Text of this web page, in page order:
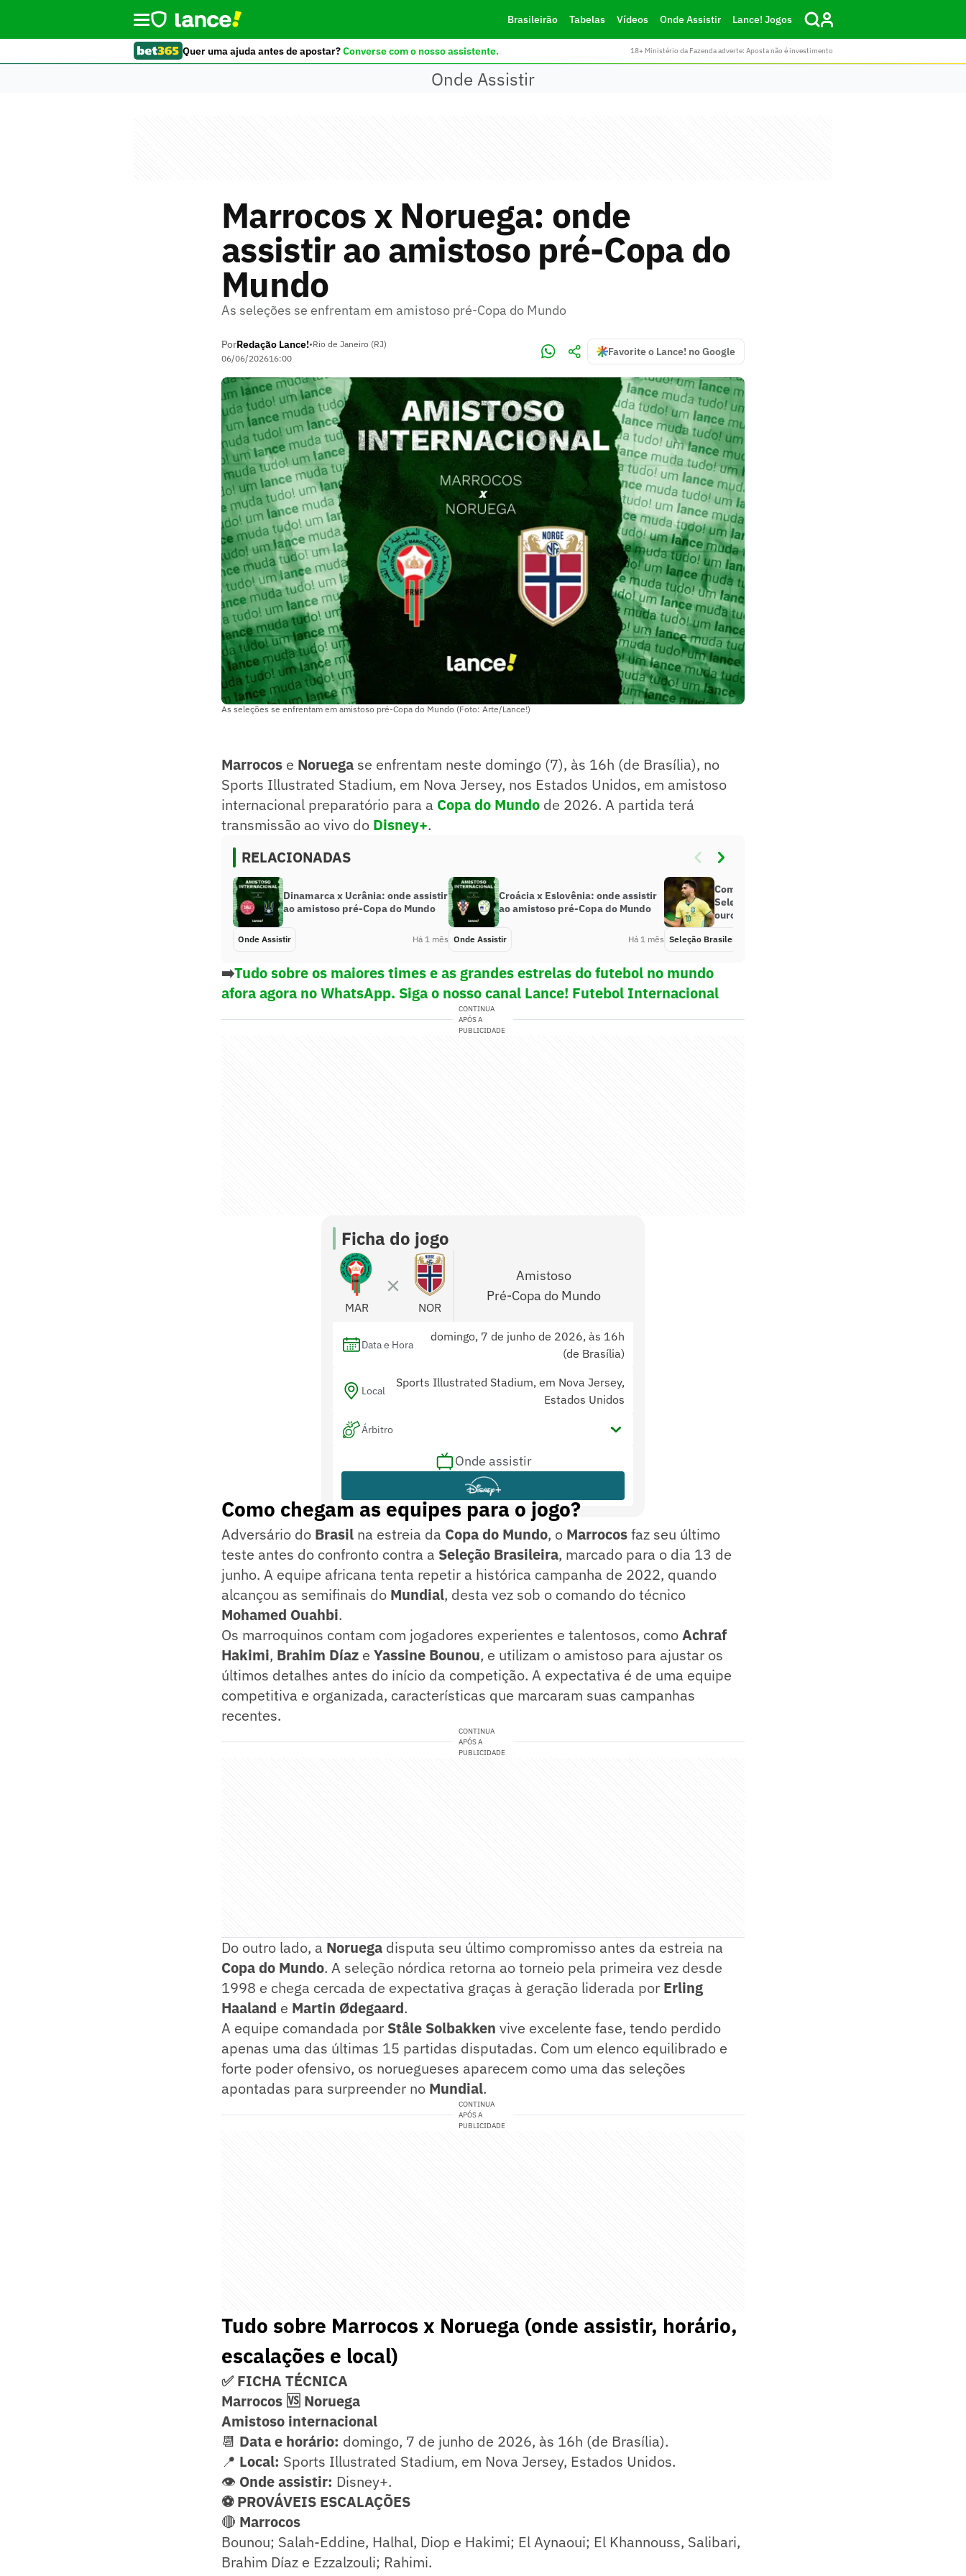
Brasileirão Tabelas Vídeos Onde Assistir Lance! Jogos
Quer uma ajuda antes de apostar?Converse com o nosso assistente. 18+ Ministério da Fazenda adverte: Aposta não é investimento
Onde Assistir
Marrocos x Noruega: onde
assistir ao amistoso pré-Copa do
Mundo
As seleções se enfrentam em amistoso pré-Copa do Mundo
PorRedação Lance!•Rio de Janeiro (RJ)
06/06/202616:00
Favorite o Lance! no Google
As seleções se enfrentam em amistoso pré-Copa do Mundo (Foto: Arte/Lance!)
Marrocos e Noruega se enfrentam neste domingo (7), às 16h (de Brasília), no
Sports Illustrated Stadium, em Nova Jersey, nos Estados Unidos, em amistoso
internacional preparatório para a Copa do Mundo de 2026. A partida terá
transmissão ao vivo do Disney+.
RELACIONADAS
Dinamarca x Ucrânia: onde assistir
ao amistoso pré-Copa do Mundo
Onde Assistir Há 1 mês
Croácia x Eslovênia: onde assistir
ao amistoso pré-Copa do Mundo
Onde Assistir Há 1 mês
Com características únicas na
Seleção, Paquetá ganha chance de
ouro antes da Copa
Seleção Brasileira
➡️Tudo sobre os maiores times e as grandes estrelas do futebol no mundo
afora agora no WhatsApp. Siga o nosso canal Lance! Futebol Internacional
CONTINUA
APÓS A
PUBLICIDADE
Ficha do jogo
MAR NOR
Amistoso
Pré-Copa do Mundo
Data e Hora
domingo, 7 de junho de 2026, às 16h
(de Brasília)
Local
Sports Illustrated Stadium, em Nova Jersey,
Estados Unidos
Árbitro
Onde assistir
Como chegam as equipes para o jogo?
Adversário do Brasil na estreia da Copa do Mundo, o Marrocosfaz seu último
teste antes do confronto contra a Seleção Brasileira, marcado para o dia 13 de
junho. A equipe africana tenta repetir a histórica campanha de 2022, quando
alcançou as semifinais do Mundial, desta vez sob o comando do técnico
Mohamed Ouahbi.
Os marroquinos contam com jogadores experientes e talentosos, comoAchraf
Hakimi, Brahim Díaz e Yassine Bounou, e utilizam o amistoso para ajustar os
últimos detalhes antes do início da competição. A expectativa é de uma equipe
competitiva e organizada, características que marcaram suas campanhas
recentes.
CONTINUA
APÓS A
PUBLICIDADE
Do outro lado, a Noruega disputa seu último compromisso antes da estreia na
Copa do Mundo. A seleção nórdica retorna ao torneio pela primeira vez desde
1998 e chega cercada de expectativa graças à geração liderada por Erling
Haaland e Martin Ødegaard.
A equipe comandada por Ståle Solbakken vive excelente fase, tendo perdido
apenas uma das últimas 15 partidas disputadas. Com um elenco equilibrado e
forte poder ofensivo, os noruegueses aparecem como uma das seleções
apontadas para surpreender no Mundial.
CONTINUA
APÓS A
PUBLICIDADE
Tudo sobre Marrocos x Noruega (onde assistir, horário,
escalações e local)
✅ FICHA TÉCNICA
Marrocos 🆚 Noruega
Amistoso internacional
📆 Data e horário: domingo, 7 de junho de 2026, às 16h (de Brasília).
📍 Local: Sports Illustrated Stadium, em Nova Jersey, Estados Unidos.
👁️ Onde assistir: Disney+.
⚽ PROVÁVEIS ESCALAÇÕES
🔴 Marrocos
Bounou; Salah-Eddine, Halhal, Diop e Hakimi; El Aynaoui; El Khannouss, Salibari,
Brahim Díaz e Ezzalzouli; Rahimi.